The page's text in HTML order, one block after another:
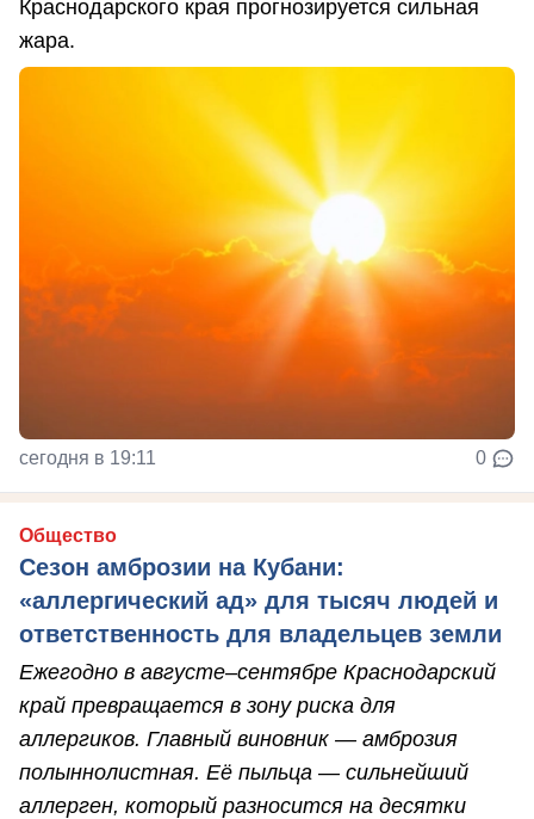
Краснодарского края прогнозируется сильная
жара.
сегодня в 19:11 0
Общество
Сезон амброзии на Кубани:
«аллергический ад» для тысяч людей и
ответственность для владельцев земли
Ежегодно в августе–сентябре Краснодарский
край превращается в зону риска для
аллергиков. Главный виновник — амброзия
полыннолистная. Её пыльца — сильнейший
аллерген, который разносится на десятки